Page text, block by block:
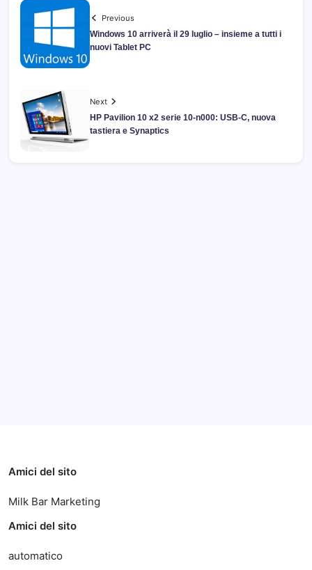
Previous
Windows 10 arriverà il 29 luglio – insieme a tutti i
nuovi Tablet PC
Next
HP Pavilion 10 x2 serie 10-n000: USB-C, nuova
tastiera e Synaptics
Amici del sito
Milk Bar Marketing
Amici del sito
automatico